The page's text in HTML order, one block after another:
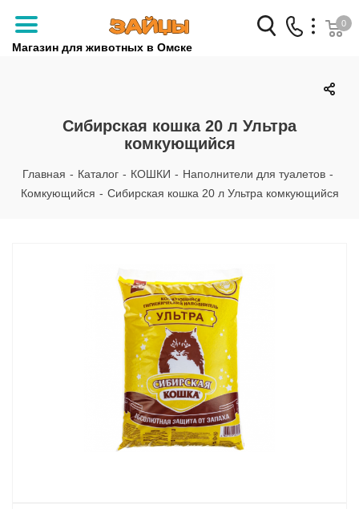
Магазин для животных в Омске
Заказать звонок
+7 (3812) 79-04-04
+7 (950) 959-88-32
0
Сибирская кошка 20 л Ультра
комкующийся
Главная - Каталог - КОШКИ - Наполнители для туалетов -
Комкующийся - Сибирская кошка 20 л Ультра комкующийся